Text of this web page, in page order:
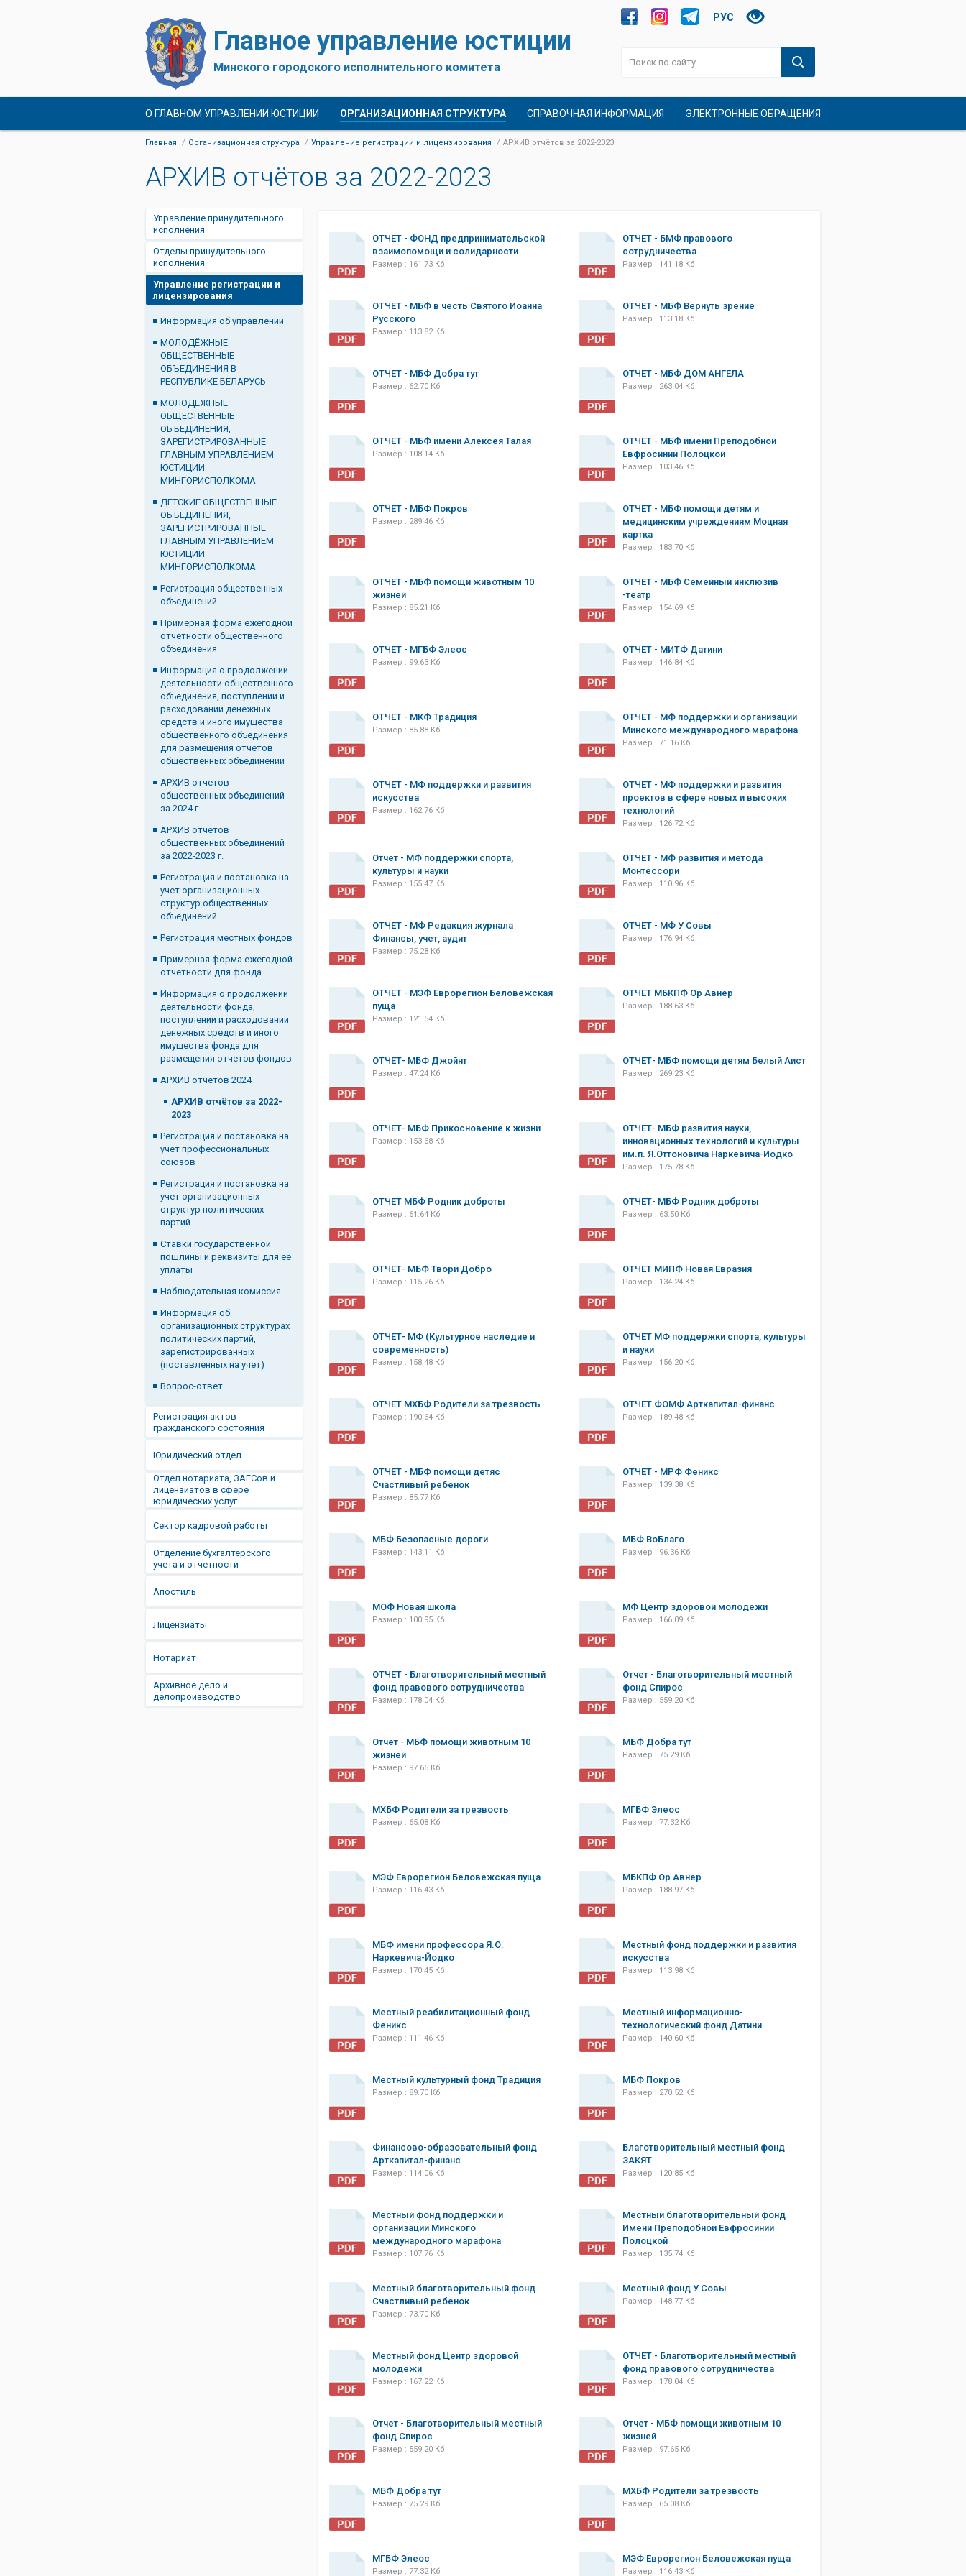
Главное управление юстиции
Минского городского исполнительного комитета
РУС
О ГЛАВНОМ УПРАВЛЕНИИ ЮСТИЦИИ ОРГАНИЗАЦИОННАЯ СТРУКТУРА СПРАВОЧНАЯ ИНФОРМАЦИЯ ЭЛЕКТРОННЫЕ ОБРАЩЕНИЯ
Главная Организационная структура Управление регистрации и лицензирования АРХИВ отчётов за 2022-2023
АРХИВ отчётов за 2022-2023
Управление принудительного
исполнения
Отделы принудительного
исполнения
Управление регистрации и
лицензирования
Информация об управлении
МОЛОДЁЖНЫЕ
ОБЩЕСТВЕННЫЕ
ОБЪЕДИНЕНИЯ В
РЕСПУБЛИКЕ БЕЛАРУСЬ
МОЛОДЕЖНЫЕ
ОБЩЕСТВЕННЫЕ
ОБЪЕДИНЕНИЯ,
ЗАРЕГИСТРИРОВАННЫЕ
ГЛАВНЫМ УПРАВЛЕНИЕМ
ЮСТИЦИИ
МИНГОРИСПОЛКОМА
ДЕТСКИЕ ОБЩЕСТВЕННЫЕ
ОБЪЕДИНЕНИЯ,
ЗАРЕГИСТРИРОВАННЫЕ
ГЛАВНЫМ УПРАВЛЕНИЕМ
ЮСТИЦИИ
МИНГОРИСПОЛКОМА
Регистрация общественных
объединений
Примерная форма ежегодной
отчетности общественного
объединения
Информация о продолжении
деятельности общественного
объединения, поступлении и
расходовании денежных
средств и иного имущества
общественного объединения
для размещения отчетов
общественных объединений
АРХИВ отчетов
общественных объединений
за 2024 г.
АРХИВ отчетов
общественных объединений
за 2022-2023 г.
Регистрация и постановка на
учет организационных
структур общественных
объединений
Регистрация местных фондов
Примерная форма ежегодной
отчетности для фонда
Информация о продолжении
деятельности фонда,
поступлении и расходовании
денежных средств и иного
имущества фонда для
размещения отчетов фондов
АРХИВ отчётов 2024
АРХИВ отчётов за 2022-
2023
Регистрация и постановка на
учет профессиональных
союзов
Регистрация и постановка на
учет организационных
структур политических
партий
Ставки государственной
пошлины и реквизиты для ее
уплаты
Наблюдательная комиссия
Информация об
организационных структурах
политических партий,
зарегистрированных
(поставленных на учет)
Вопрос-ответ
Регистрация актов
гражданского состояния
Юридический отдел
Отдел нотариата, ЗАГСов и
лицензиатов в сфере
юридических услуг
Сектор кадровой работы
Отделение бухгалтерского
учета и отчетности
Апостиль
Лицензиаты
Нотариат
Архивное дело и
делопроизводство
ОТЧЕТ - ФОНД предпринимательской
взаимопомощи и солидарности
Размер : 161.73 Кб
ОТЧЕТ - БМФ правового
сотрудничества
Размер : 141.18 Кб
ОТЧЕТ - МБФ в честь Святого Иоанна
Русского
Размер : 113.82 Кб
ОТЧЕТ - МБФ Вернуть зрение
Размер : 113.18 Кб
ОТЧЕТ - МБФ Добра тут
Размер : 62.70 Кб
ОТЧЕТ - МБФ ДОМ АНГЕЛА
Размер : 263.04 Кб
ОТЧЕТ - МБФ имени Алексея Талая
Размер : 108.14 Кб
ОТЧЕТ - МБФ имени Преподобной
Евфросинии Полоцкой
Размер : 103.46 Кб
ОТЧЕТ - МБФ Покров
Размер : 289.46 Кб
ОТЧЕТ - МБФ помощи детям и
медицинским учреждениям Моцная
картка
Размер : 183.70 Кб
ОТЧЕТ - МБФ помощи животным 10
жизней
Размер : 85.21 Кб
ОТЧЕТ - МБФ Семейный инклюзив
-театр
Размер : 154.69 Кб
ОТЧЕТ - МГБФ Элеос
Размер : 99.63 Кб
ОТЧЕТ - МИТФ Датини
Размер : 146.84 Кб
ОТЧЕТ - МКФ Традиция
Размер : 85.88 Кб
ОТЧЕТ - МФ поддержки и организации
Минского международного марафона
Размер : 71.16 Кб
ОТЧЕТ - МФ поддержки и развития
искусства
Размер : 162.76 Кб
ОТЧЕТ - МФ поддержки и развития
проектов в сфере новых и высоких
технологий
Размер : 126.72 Кб
Отчет - МФ поддержки спорта,
культуры и науки
Размер : 155.47 Кб
ОТЧЕТ - МФ развития и метода
Монтессори
Размер : 110.96 Кб
ОТЧЕТ - МФ Редакция журнала
Финансы, учет, аудит
Размер : 75.28 Кб
ОТЧЕТ - МФ У Совы
Размер : 176.94 Кб
ОТЧЕТ - МЭФ Еврорегион Беловежская
пуща
Размер : 121.54 Кб
ОТЧЕТ МБКПФ Ор Авнер
Размер : 188.63 Кб
ОТЧЕТ- МБФ Джойнт
Размер : 47.24 Кб
ОТЧЕТ- МБФ помощи детям Белый Аист
Размер : 269.23 Кб
ОТЧЕТ- МБФ Прикосновение к жизни
Размер : 153.68 Кб
ОТЧЕТ- МБФ развития науки,
инновационных технологий и культуры
им.п. Я.Оттоновича Наркевича-Иодко
Размер : 175.78 Кб
ОТЧЕТ МБФ Родник доброты
Размер : 61.64 Кб
ОТЧЕТ- МБФ Родник доброты
Размер : 63.50 Кб
ОТЧЕТ- МБФ Твори Добро
Размер : 115.26 Кб
ОТЧЕТ МИПФ Новая Евразия
Размер : 134.24 Кб
ОТЧЕТ- МФ (Культурное наследие и
современность)
Размер : 158.48 Кб
ОТЧЕТ МФ поддержки спорта, культуры
и науки
Размер : 156.20 Кб
ОТЧЕТ МХБФ Родители за трезвость
Размер : 190.64 Кб
ОТЧЕТ ФОМФ Арткапитал-финанс
Размер : 189.48 Кб
ОТЧЕТ - МБФ помощи детяс
Счастливый ребенок
Размер : 85.77 Кб
ОТЧЕТ - МРФ Феникс
Размер : 139.38 Кб
МБФ Безопасные дороги
Размер : 143.11 Кб
МБФ ВоБлаго
Размер : 96.36 Кб
МОФ Новая школа
Размер : 100.95 Кб
МФ Центр здоровой молодежи
Размер : 166.09 Кб
ОТЧЕТ - Благотворительный местный
фонд правового сотрудничества
Размер : 178.04 Кб
Отчет - Благотворительный местный
фонд Спирос
Размер : 559.20 Кб
Отчет - МБФ помощи животным 10
жизней
Размер : 97.65 Кб
МБФ Добра тут
Размер : 75.29 Кб
МХБФ Родители за трезвость
Размер : 65.08 Кб
МГБФ Элеос
Размер : 77.32 Кб
МЭФ Еврорегион Беловежская пуща
Размер : 116.43 Кб
МБКПФ Ор Авнер
Размер : 188.97 Кб
МБФ имени профессора Я.О.
Наркевича-Йодко
Размер : 170.45 Кб
Местный фонд поддержки и развития
искусства
Размер : 113.98 Кб
Местный реабилитационный фонд
Феникс
Размер : 111.46 Кб
Местный информационно-
технологический фонд Датини
Размер : 140.60 Кб
Местный культурный фонд Традиция
Размер : 89.70 Кб
МБФ Покров
Размер : 270.52 Кб
Финансово-образовательный фонд
Арткапитал-финанс
Размер : 114.06 Кб
Благотворительный местный фонд
ЗАКЯТ
Размер : 120.85 Кб
Местный фонд поддержки и
организации Минского
международного марафона
Размер : 107.76 Кб
Местный благотворительный фонд
Имени Преподобной Евфросинии
Полоцкой
Размер : 135.74 Кб
Местный благотворительный фонд
Счастливый ребенок
Размер : 73.70 Кб
Местный фонд У Совы
Размер : 148.77 Кб
Местный фонд Центр здоровой
молодежи
Размер : 167.22 Кб
ОТЧЕТ - Благотворительный местный
фонд правового сотрудничества
Размер : 178.04 Кб
Отчет - Благотворительный местный
фонд Спирос
Размер : 559.20 Кб
Отчет - МБФ помощи животным 10
жизней
Размер : 97.65 Кб
МБФ Добра тут
Размер : 75.29 Кб
МХБФ Родители за трезвость
Размер : 65.08 Кб
МГБФ Элеос
Размер : 77.32 Кб
МЭФ Еврорегион Беловежская пуща
Размер : 116.43 Кб